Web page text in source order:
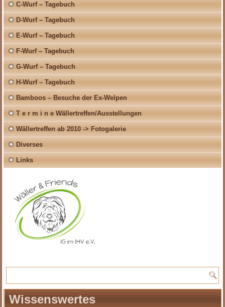
C-Wurf – Tagebuch
D-Wurf – Tagebuch
E-Wurf – Tagebuch
F-Wurf – Tagebuch
G-Wurf – Tagebuch
H-Wurf – Tagebuch
Bamboos – Besuche der Ex-Welpen
T e r m i n e Wällertreffen/Ausstellungen
Wällertreffen ab 2010 -> Fotogalerie
Diverses
Links
Wissenswertes